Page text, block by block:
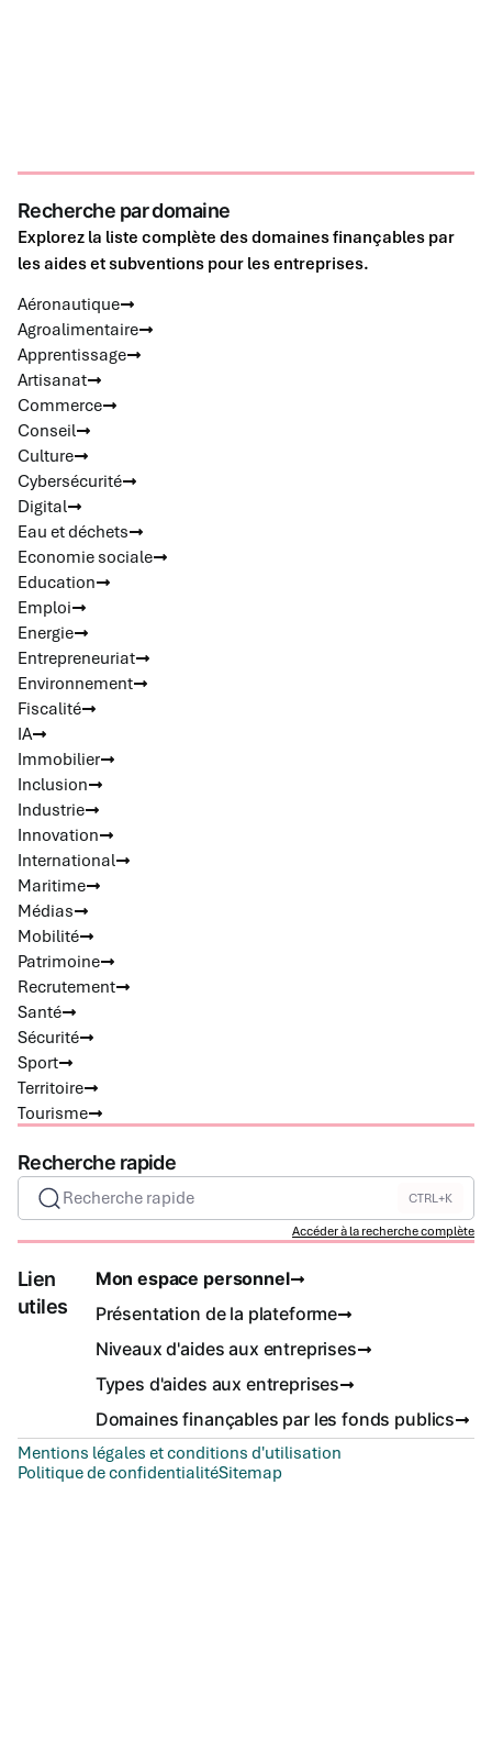
Recherche par domaine
Explorez la liste complète des domaines finançables par
les aides et subventions pour les entreprises.
Aéronautique
Agroalimentaire
Apprentissage
Artisanat
Commerce
Conseil
Culture
Cybersécurité
Digital
Eau et déchets
Economie sociale
Education
Emploi
Energie
Entrepreneuriat
Environnement
Fiscalité
IA
Immobilier
Inclusion
Industrie
Innovation
International
Maritime
Médias
Mobilité
Patrimoine
Recrutement
Santé
Sécurité
Sport
Territoire
Tourisme
Recherche rapide
Recherche rapide CTRL+K
Accéder à la recherche complète
Lien
utiles
Mon espace personnel
Présentation de la plateforme
Niveaux d'aides aux entreprises
Types d'aides aux entreprises
Domaines finançables par les fonds publics
Mentions légales et conditions d'utilisation
Politique de confidentialitéSitemap